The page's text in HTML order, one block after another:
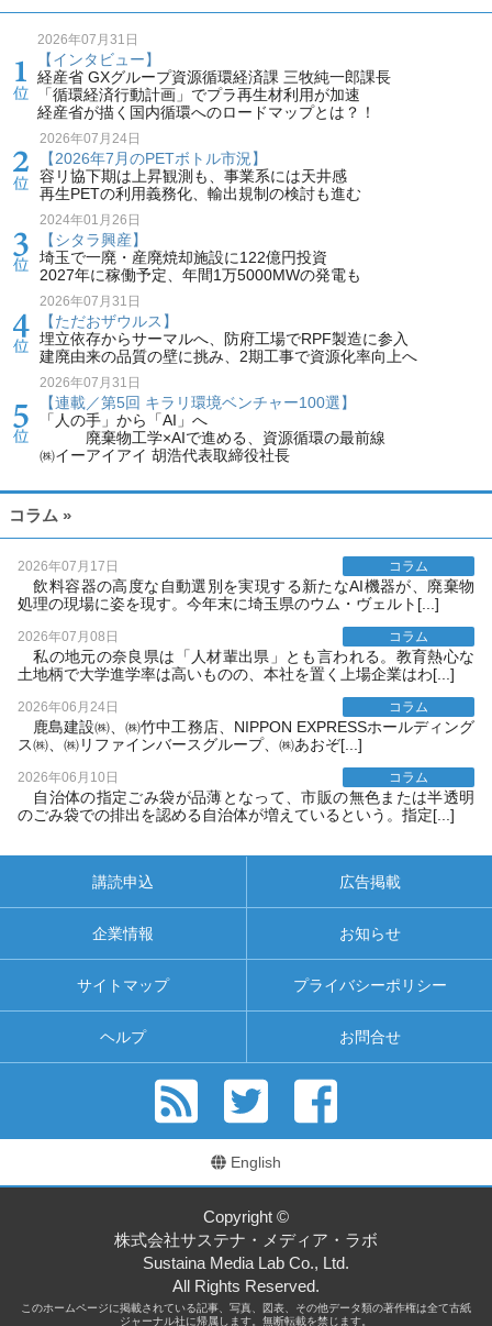
2026年07月31日
【インタビュー】
経産省 GXグループ資源循環経済課 三牧純一郎課長
「循環経済行動計画」でプラ再生材利用が加速
経産省が描く国内循環へのロードマップとは？！
2026年07月24日
【2026年7月のPETボトル市況】
容リ協下期は上昇観測も、事業系には天井感
再生PETの利用義務化、輸出規制の検討も進む
2024年01月26日
【シタラ興産】
埼玉で一廃・産廃焼却施設に122億円投資
2027年に稼働予定、年間1万5000MWの発電も
2026年07月31日
【ただおザウルス】
埋立依存からサーマルへ、防府工場でRPF製造に参入
建廃由来の品質の壁に挑み、2期工事で資源化率向上へ
2026年07月31日
【連載／第5回 キラリ環境ベンチャー100選】
「人の手」から「AI」へ
廃棄物工学×AIで進める、資源循環の最前線
㈱イーアイアイ 胡浩代表取締役社長
コラム »
2026年07月17日 コラム
飲料容器の高度な自動選別を実現する新たなAI機器が、廃棄物
処理の現場に姿を現す。今年末に埼玉県のウム・ヴェルト[...]
2026年07月08日 コラム
私の地元の奈良県は「人材輩出県」とも言われる。教育熱心な
土地柄で大学進学率は高いものの、本社を置く上場企業はわ[...]
2026年06月24日 コラム
鹿島建設㈱、㈱竹中工務店、NIPPON EXPRESSホールディング
ス㈱、㈱リファインバースグループ、㈱あおぞ[...]
2026年06月10日 コラム
自治体の指定ごみ袋が品薄となって、市販の無色または半透明
のごみ袋での排出を認める自治体が増えているという。指定[...]
講読申込 広告掲載
企業情報 お知らせ
サイトマップ プライバシーポリシー
ヘルプ お問合せ
English
Copyright ©
株式会社サステナ・メディア・ラボ
Sustaina Media Lab Co., Ltd.
All Rights Reserved.
このホームページに掲載されている記事、写真、図表、その他データ類の著作権は全て古紙
ジャーナル社に帰属します。無断転載を禁じます。